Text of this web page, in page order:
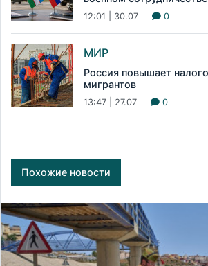
12:01 | 30.07 0
МИР
Россия повышает
мигрантов
13:47 | 27.07 0
Похожие новости